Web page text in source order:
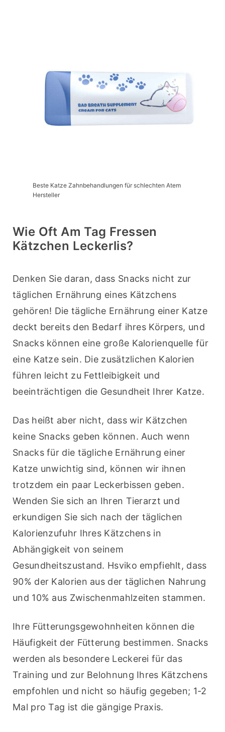
Beste Katze Zahnbehandlungen für schlechten Atem
Hersteller
Wie Oft Am Tag Fressen
Kätzchen Leckerlis?
Denken Sie daran, dass Snacks nicht zur
täglichen Ernährung eines Kätzchens
gehören! Die tägliche Ernährung einer Katze
deckt bereits den Bedarf ihres Körpers, und
Snacks können eine große Kalorienquelle für
eine Katze sein. Die zusätzlichen Kalorien
führen leicht zu Fettleibigkeit und
beeinträchtigen die Gesundheit Ihrer Katze.
Das heißt aber nicht, dass wir Kätzchen
keine Snacks geben können. Auch wenn
Snacks für die tägliche Ernährung einer
Katze unwichtig sind, können wir ihnen
trotzdem ein paar Leckerbissen geben.
Wenden Sie sich an Ihren Tierarzt und
erkundigen Sie sich nach der täglichen
Kalorienzufuhr Ihres Kätzchens in
Abhängigkeit von seinem
Gesundheitszustand. Hsviko empfiehlt, dass
90% der Kalorien aus der täglichen Nahrung
und 10% aus Zwischenmahlzeiten stammen.
Ihre Fütterungsgewohnheiten können die
Häufigkeit der Fütterung bestimmen. Snacks
werden als besondere Leckerei für das
Training und zur Belohnung Ihres Kätzchens
empfohlen und nicht so häufig gegeben; 1-2
Mal pro Tag ist die gängige Praxis.